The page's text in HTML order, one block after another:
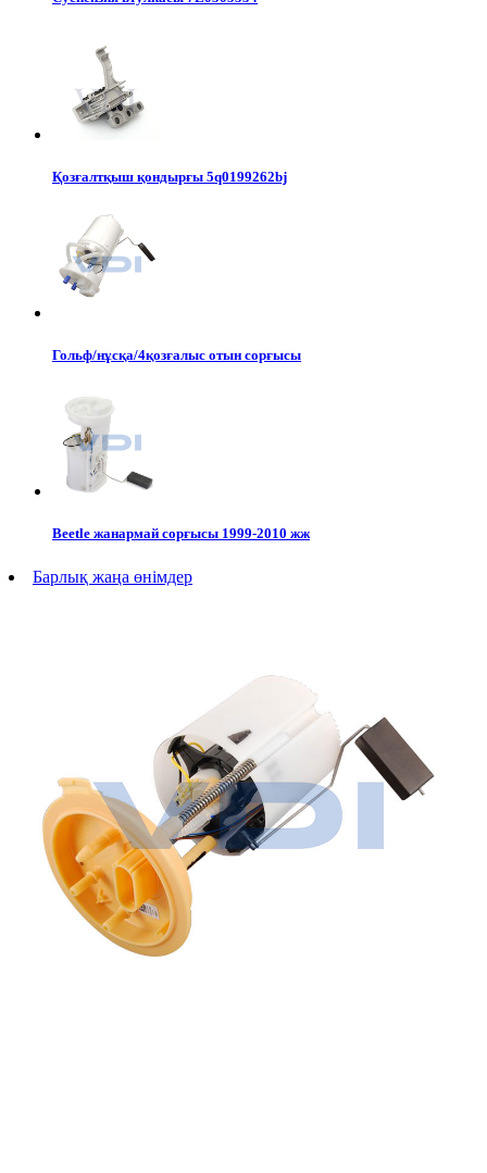
Қозғалтқыш қондырғы 5q0199262bj
Гольф/нұсқа/4қозғалыс отын сорғысы
Beetle жанармай сорғысы 1999-2010 жж
Барлық жаңа өнімдер